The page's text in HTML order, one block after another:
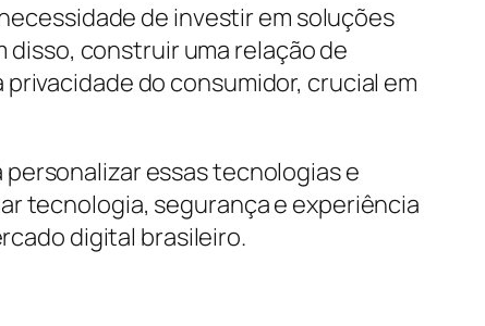
de investir em soluções
construir uma relação de
do consumidor, crucial em
essas tecnologias e
tecnologia, segurança e experiência
digital brasileiro.